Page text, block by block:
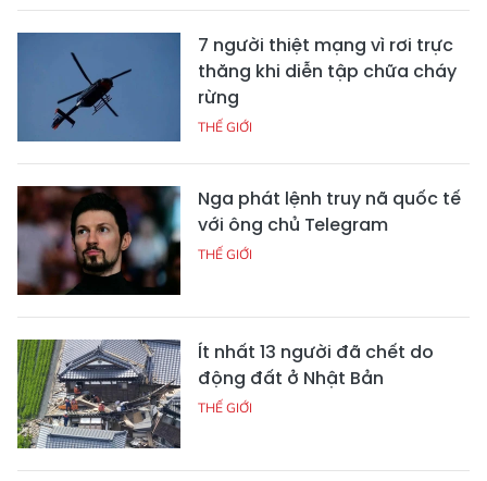
7 người thiệt mạng vì rơi trực
thăng khi diễn tập chữa cháy
rừng
THẾ GIỚI
Nga phát lệnh truy nã quốc tế
với ông chủ Telegram
THẾ GIỚI
Ít nhất 13 người đã chết do
động đất ở Nhật Bản
THẾ GIỚI